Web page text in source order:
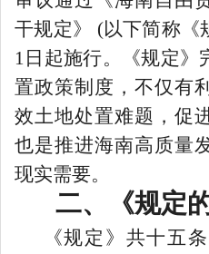
干规定》 (以下简称《
1日起施行。《规定》
置政策制度，不仅有
效土地处置难题，促
也是推进海南高质量
现实需要。
二、 《规定
《规定》共十五